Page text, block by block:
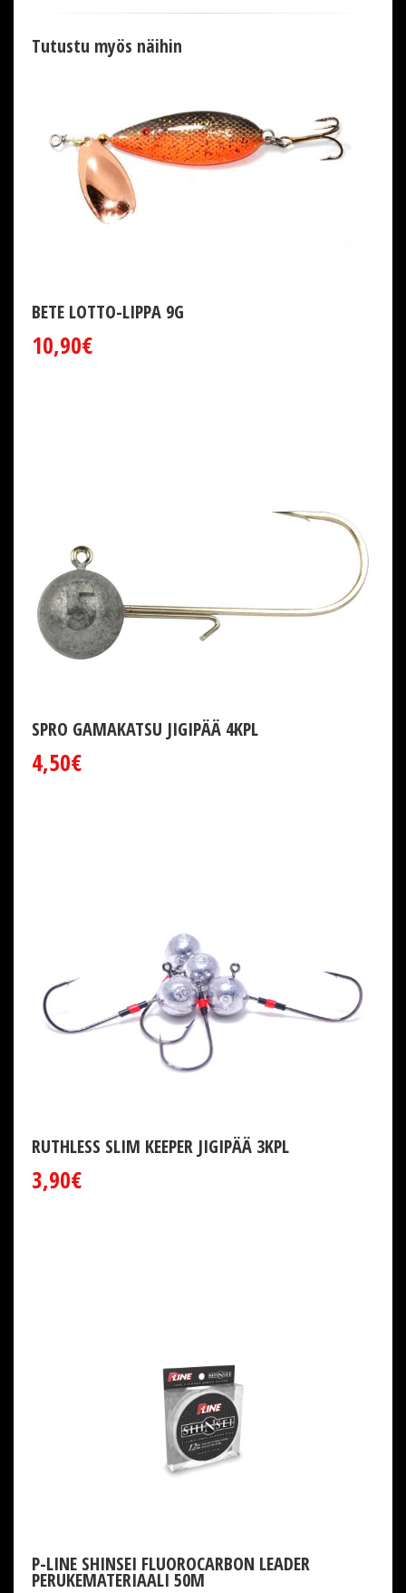
Tutustu myös näihin
BETE LOTTO-LIPPA 9G
10,90€
SPRO GAMAKATSU JIGIPÄÄ 4KPL
4,50€
RUTHLESS SLIM KEEPER JIGIPÄÄ 3KPL
3,90€
P-LINE SHINSEI FLUOROCARBON LEADER
PERUKEMATERIAALI 50M